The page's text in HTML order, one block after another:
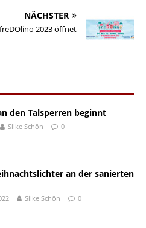
NÄCHSTER
2023 öffnet
den Talsperren beginnt
Silke Schön 0
an der sanierten
Silke Schön 0